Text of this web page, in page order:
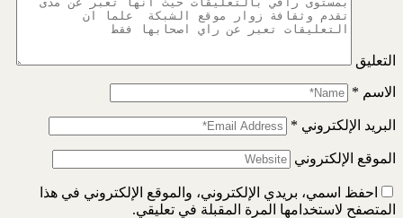
التعليق
الاسم *
البريد الإلكتروني *
الموقع الإلكتروني
احفظ اسمي، بريدي الإلكتروني، والموقع الإلكتروني في هذا
المتصفح لاستخدامها المرة المقبلة في تعليقي.